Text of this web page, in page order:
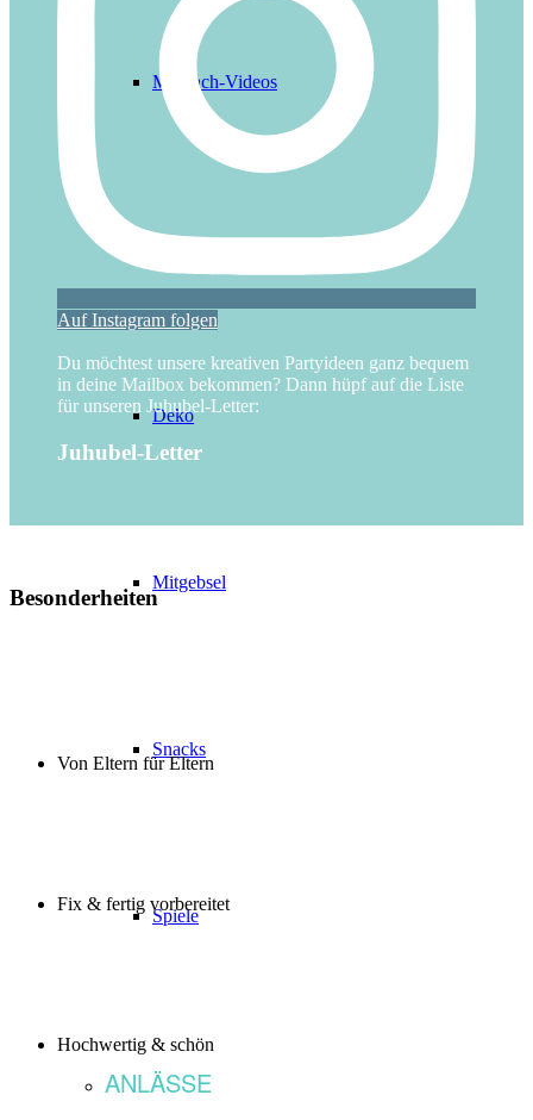
Mitmach-Videos
Deko
Mitgebsel
Snacks
Spiele
ANLÄSSE
Auf Instagram folgen
Du möchtest unsere kreativen Partyideen ganz bequem
in deine Mailbox bekommen? Dann hüpf auf die Liste
für unseren Juhubel-Letter:
Juhubel-Letter
Besonderheiten
Von Eltern für Eltern
Fix & fertig vorbereitet
Hochwertig & schön